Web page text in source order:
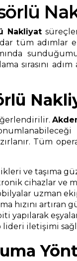
Nakliyat
tüm
sırasını
Tüm
ve taşıma
cihazlar ve
uzman
hızını artıran
yapılarak
lideri iletişimi